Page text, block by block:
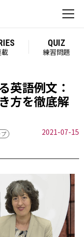
QUIZ
練習問題
英語例文：
方を徹底解
2021-07-15